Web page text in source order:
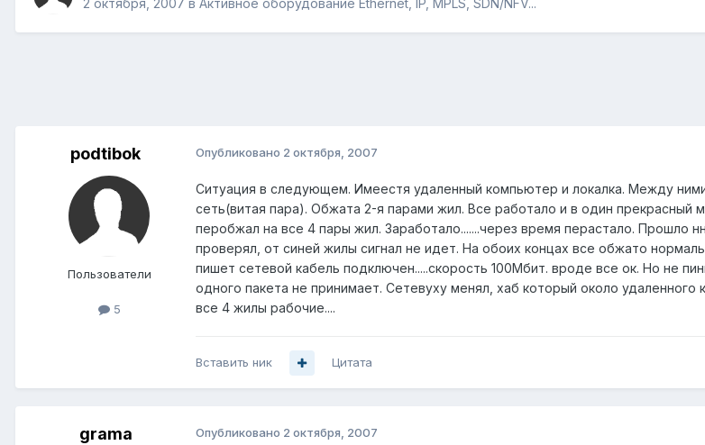
2 октября, 2007 в Активное оборудование Ethernet, IP, MPLS, SDN/NFV...
podtibok
Пользователи
5
Опубликовано 2 октября, 2007
Ситуация в следующем. Имеестя удаленный компьютер и локалка. Между
сеть(витая пара). Обжата 2-я парами жил. Все работало и в один
перобжал на все 4 пары жил. Заработало.......через время перастало. Прошло
проверял, от синей жилы сигнал не идет. На обоих концах все обжато
пишет сетевой кабель подключен.....скорость 100Мбит. вроде все ок. Но не
одного пакета не принимает. Сетевуху менял, хаб который около
все 4 жилы рабочие....
Вставить ник Цитата
grama Опубликовано 2 октября, 2007